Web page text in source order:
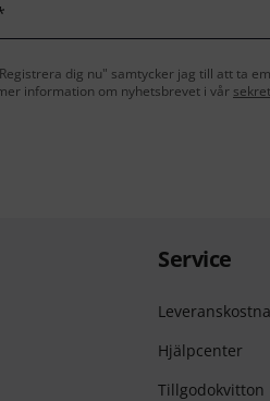
dig nu" samtycker jag till att ta
information om nyhetsbrevet i vår
Service
Hjälpcenter
Tillgodokvitton